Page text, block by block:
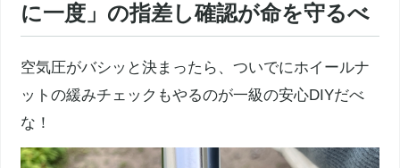
に一度」の指差し確認が命を守るべ
空気圧がバシッと決まったら、ついでにホイールナ
ットの緩みチェックもやるのが一級の安心DIYだべ
な！